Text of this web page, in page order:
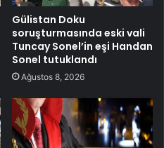
Gülistan Doku
soruşturmasında eski vali
Tuncay Sonel’in eşi Handan
Sonel tutuklandı
Ağustos 8, 2026